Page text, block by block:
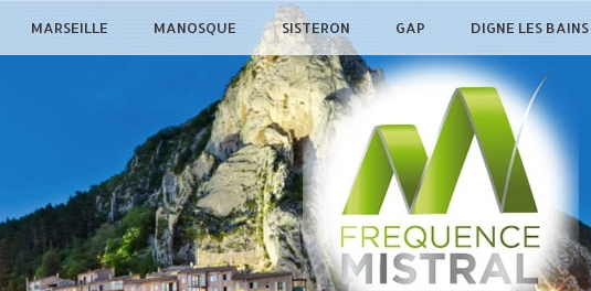
MARSEILLE MANOSQUE SISTERON GAP DIGNE LES BAINS